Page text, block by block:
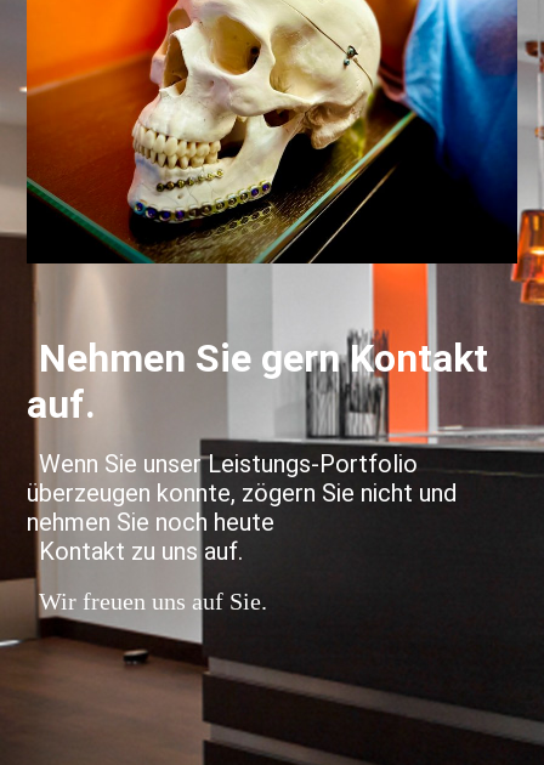
Nehmen Sie gern Kontakt
auf.
Wenn Sie unser Leistungs-Portfolio
überzeugen konnte, zögern Sie nicht und
nehmen Sie noch heute
Kontakt zu uns auf.
Wir freuen uns auf Sie.